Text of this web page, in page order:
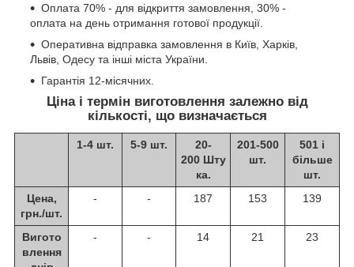
Оплата 70% - для відкриття замовлення, 30% -
оплата на день отримання готової продукції.
Оперативна відправка замовлення в Київ, Харків,
Львів, Одесу та інші міста України.
Гарантія 12-місячних.
1-4 шт. 5-9 шт.
20-
200 Шту
ка.
201-500
шт.
501 і
більше
шт.
Ціна і термін виготовлення залежно від
кількості, що визначається
Цена,
грн./шт.
- - 187 153 139
Вигото
влення
- - 14 21 23